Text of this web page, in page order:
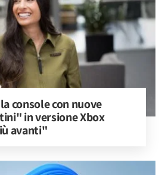
console con nuove
in versione Xbox
avanti"